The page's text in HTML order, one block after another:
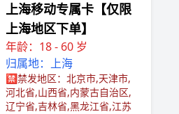
上海移动专属卡【仅限
上海地区下单】
年龄：18 - 60 岁
归属地：上海
🈲️禁发地区：北京市,天津市,
河北省,山西省,内蒙古自治区,
辽宁省,吉林省,黑龙江省,江苏